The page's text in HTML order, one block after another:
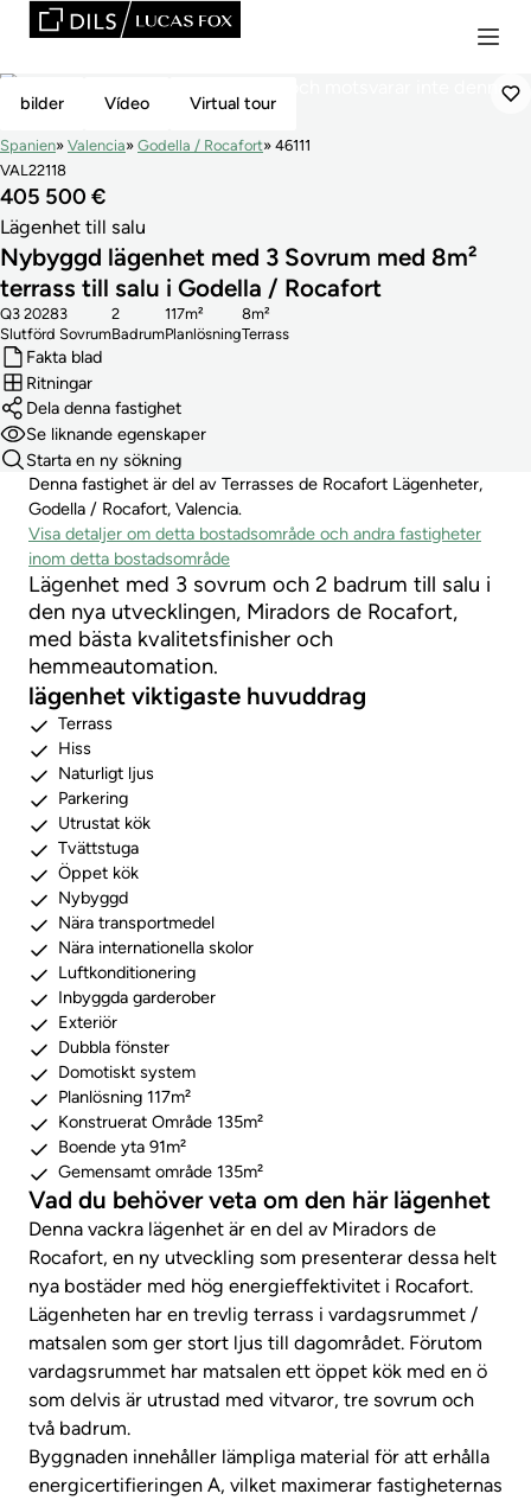
Exklusiv
bilder Vídeo Virtual tour
Spanien Valencia Godella / Rocafort
46111
VAL22118
405 500 €
Lägenhet till salu
Nybyggd lägenhet med 3 Sovrum med 8m²
terrass till salu i Godella / Rocafort
Slutförd
Q3 2028
Sovrum
3
Badrum
2
Planlösning
117m²
Terrass
8m²
Fakta blad
Ritningar
Dela denna fastighet
Se liknande egenskaper
Starta en ny sökning
Denna fastighet är del av Terrasses de Rocafort Lägenheter,
Godella / Rocafort, Valencia.
Visa detaljer om detta bostadsområde och andra fastigheter
inom detta bostadsområde
Lägenhet med 3 sovrum och 2 badrum till salu i
den nya utvecklingen, Miradors de Rocafort,
med bästa kvalitetsfinisher och
hemmeautomation.
lägenhet viktigaste huvuddrag
Terrass
Hiss
Naturligt ljus
Parkering
Utrustat kök
Tvättstuga
Öppet kök
Nybyggd
Nära transportmedel
Nära internationella skolor
Luftkonditionering
Inbyggda garderober
Exteriör
Dubbla fönster
Domotiskt system
Planlösning 117m²
Konstruerat Område 135m²
Boende yta 91m²
Gemensamt område 135m²
Vad du behöver veta om den här lägenhet
Denna vackra lägenhet är en del av Miradors de
Rocafort, en ny utveckling som presenterar dessa helt
nya bostäder med hög energieffektivitet i Rocafort.
Lägenheten har en trevlig terrass i vardagsrummet /
matsalen som ger stort ljus till dagområdet. Förutom
vardagsrummet har matsalen ett öppet kök med en ö
som delvis är utrustad med vitvaror, tre sovrum och
två badrum.
Byggnaden innehåller lämpliga material för att erhålla
energicertifieringen A, vilket maximerar fastigheternas